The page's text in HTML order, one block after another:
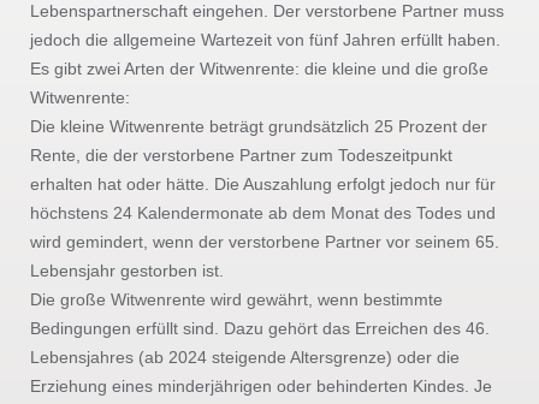
Lebenspartnerschaft eingehen. Der verstorbene Partner muss
jedoch die allgemeine Wartezeit von fünf Jahren erfüllt haben.
Es gibt zwei Arten der Witwenrente: die kleine und die große
Witwenrente:
Die kleine Witwenrente beträgt grundsätzlich 25 Prozent der
Rente, die der verstorbene Partner zum Todeszeitpunkt
erhalten hat oder hätte. Die Auszahlung erfolgt jedoch nur für
höchstens 24 Kalendermonate ab dem Monat des Todes und
wird gemindert, wenn der verstorbene Partner vor seinem 65.
Lebensjahr gestorben ist.
Die große Witwenrente wird gewährt, wenn bestimmte
Bedingungen erfüllt sind. Dazu gehört das Erreichen des 46.
Lebensjahres (ab 2024 steigende Altersgrenze) oder die
Erziehung eines minderjährigen oder behinderten Kindes. Je